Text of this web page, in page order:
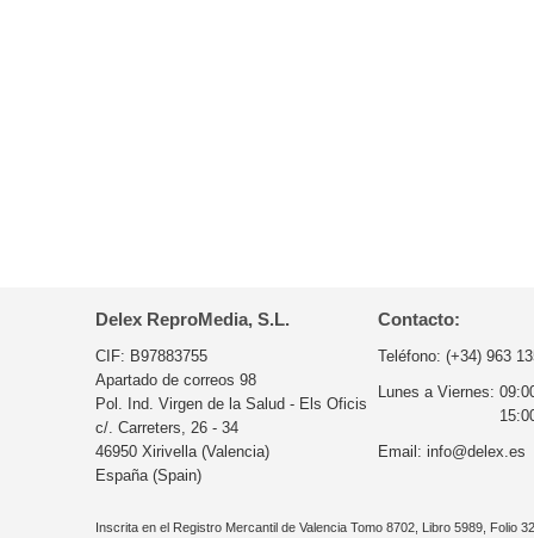
Delex ReproMedia, S.L.
CIF: B97883755
Apartado de correos 98
Pol. Ind. Virgen de la Salud - Els Oficis
c/. Carreters, 26 - 34
46950 Xirivella (Valencia)
España (Spain)
Contacto:
Teléfono: (+34) 963
Lunes a Viernes:
Email: info@delex.es
Inscrita en el Registro Mercantil de Valencia Tomo 8702, Libro 5989, Folio